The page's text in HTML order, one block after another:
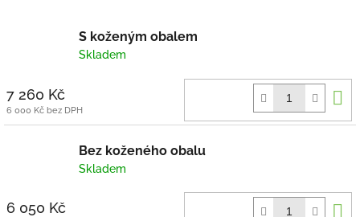
S koženým obalem
Skladem
7 260 Kč
6 000 Kč bez DPH
Bez koženého obalu
Skladem
6 050 Kč